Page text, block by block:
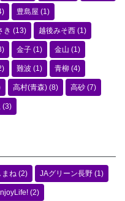
豊島屋 (1)
き (13) 越後みそ西 (1)
金子 (1) 金山 (1)
難波 (1) 青柳 (4)
高村(青森) (8) 高砂 (7)
(3)
まね (2) JAグリーン長野 (1)
(2)